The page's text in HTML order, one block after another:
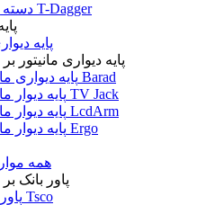
دسته بازی T-Dagger
پایه
پایه دیواری مانیتور
پایه دیواری مانیتور Barad
پایه دیوار مانیتور TV Jack
پایه دیوار مانیتور LcdArm
پایه دیوار مانیتور Ergo
همه
پاور بانک
پاور بانک Tsco